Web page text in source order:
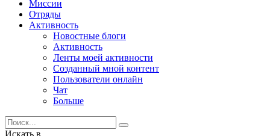
Миссии
Отряды
Активность
Новостные блоги
Активность
Ленты моей активности
Созданный мной контент
Пользователи онлайн
Чат
Больше
Искать в